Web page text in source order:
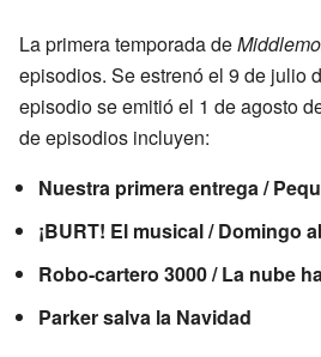
La primera temporada de
episodios. Se estrenó el 9 de julio
episodio se emitió el 1 de agosto
de episodios incluyen:
Nuestra primera entrega /
¡BURT! El musical / Domingo
Robo-cartero 3000 / La nube
Parker salva la Navidad